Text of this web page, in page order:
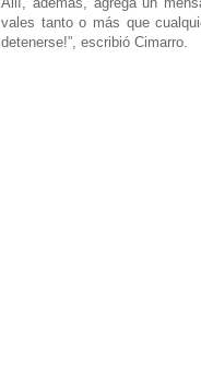
vales tanto o más que
detenerse!”, escribió Cimarro.